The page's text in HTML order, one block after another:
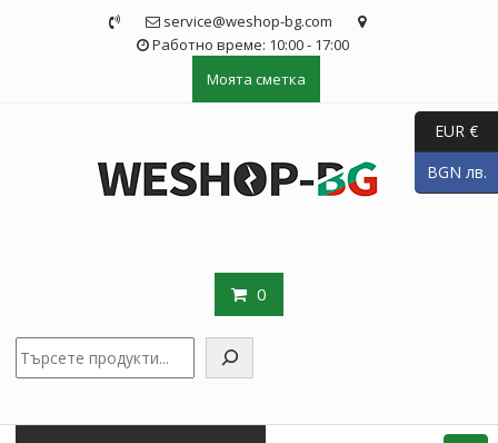
service@weshop-bg.com
Работно време: 10:00 - 17:00
Моята сметка
0
EUR €
BGN лв.